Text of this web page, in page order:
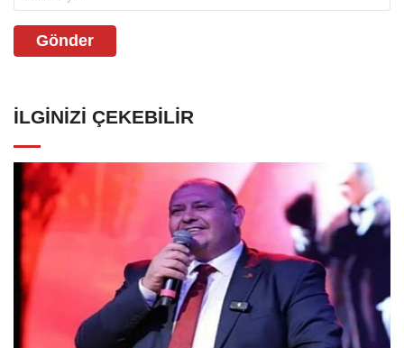
Gönder
İLGINIZI ÇEKEBILIR